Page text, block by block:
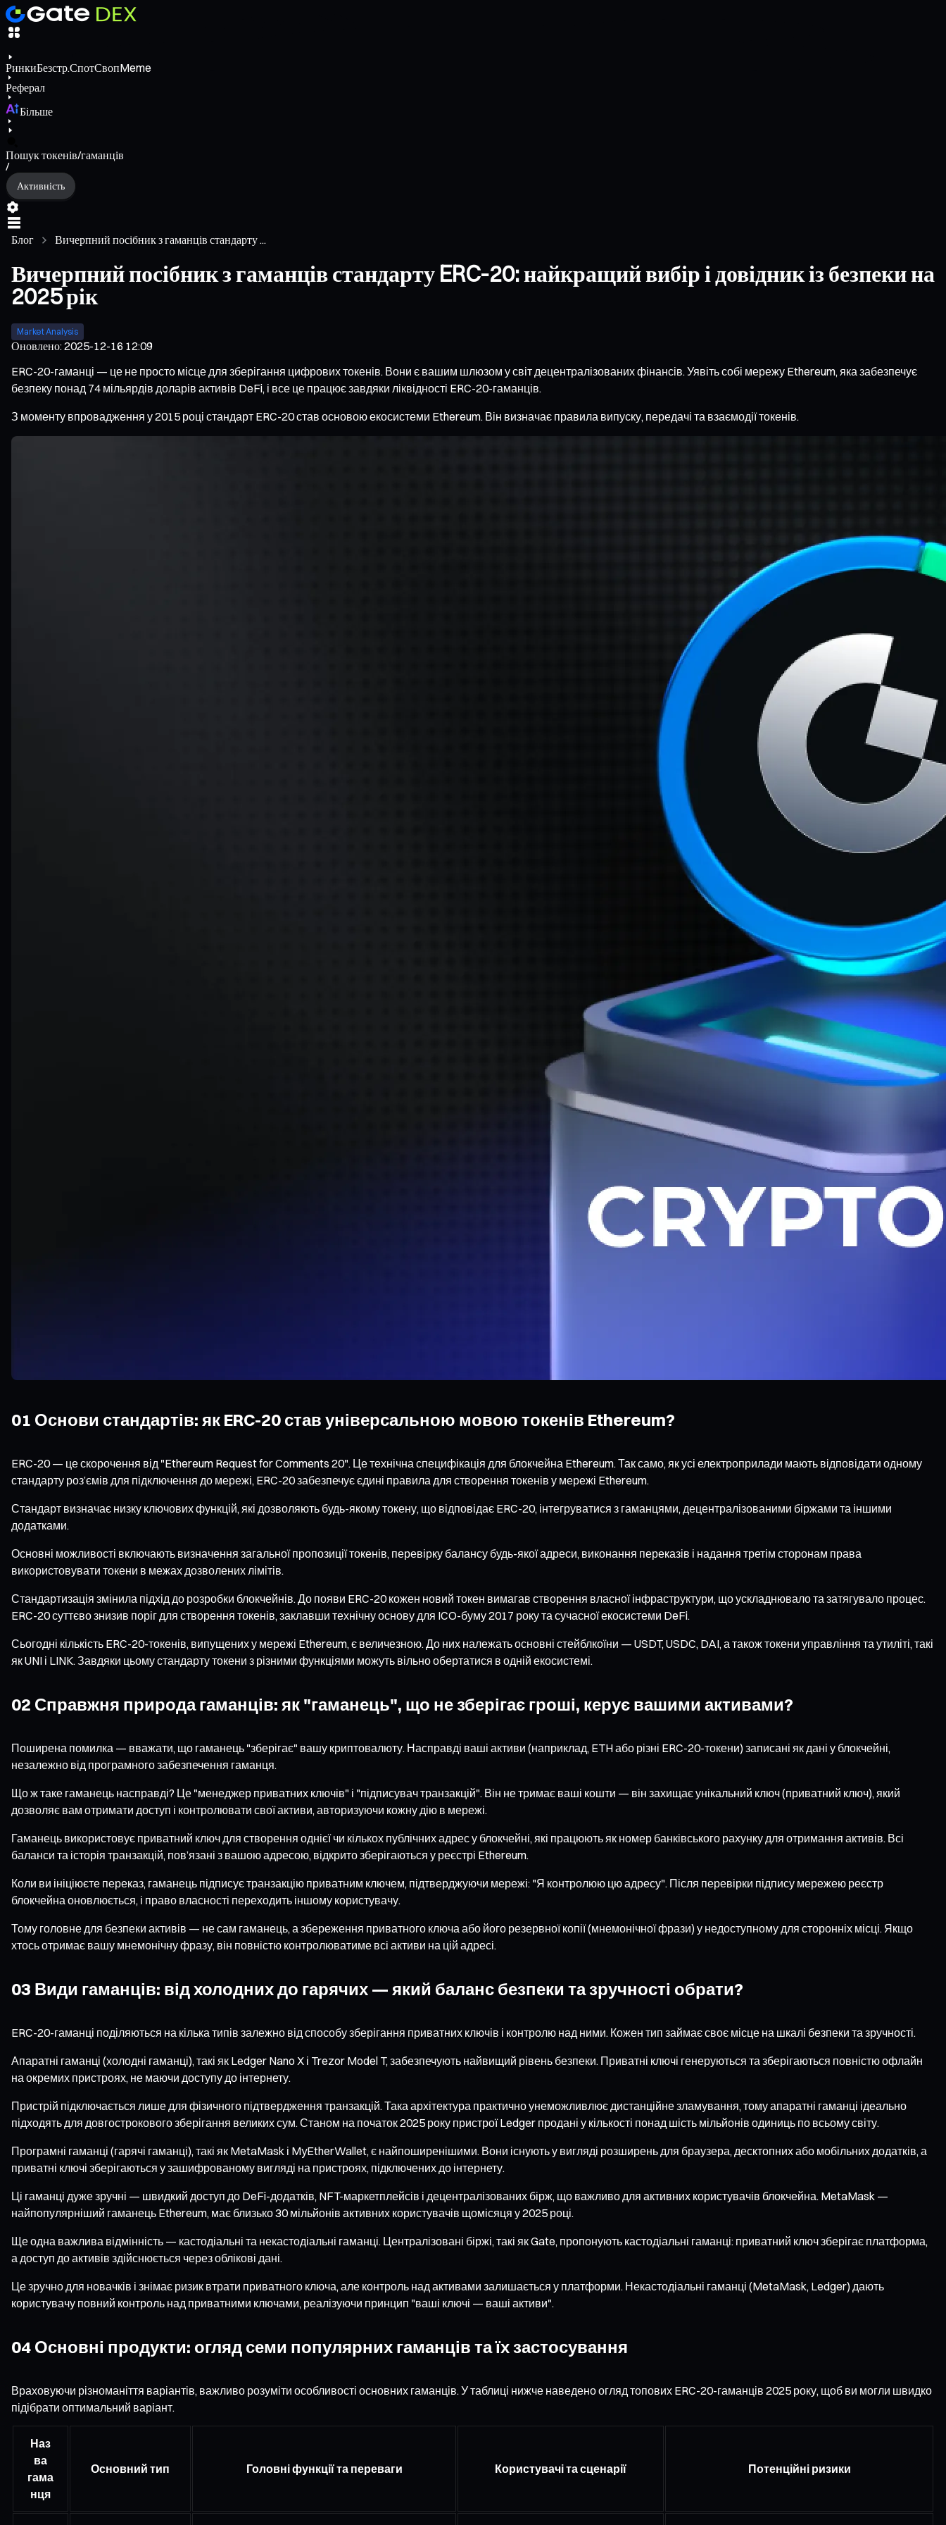
РинкиБезстр.СпотСвопMeme
Реферал
Більше
Пошук токенів/гаманців
/
Активність
Блог Вичерпний посібник з гаманців стандарту ...
Вичерпний посібник з гаманців стандарту ERC-20: найкращий вибір і довідник із безпеки на
2025 рік
Market Analysis
Оновлено:2025-12-16 12:09
ERC-20-гаманці — це не просто місце для зберігання цифрових токенів. Вони є вашим шлюзом у світ децентралізованих фінансів. Уявіть собі мережу Ethereum, яка забезпечує
безпеку понад 74 мільярдів доларів активів DeFi, і все це працює завдяки ліквідності ERC-20-гаманців.
З моменту впровадження у 2015 році стандарт ERC-20 став основою екосистеми Ethereum. Він визначає правила випуску, передачі та взаємодії токенів.
01 Основи стандартів: як ERC-20 став універсальною мовою токенів Ethereum?
ERC-20 — це скорочення від "Ethereum Request for Comments 20". Це технічна специфікація для блокчейна Ethereum. Так само, як усі електроприлади мають відповідати одному
стандарту роз’ємів для підключення до мережі, ERC-20 забезпечує єдині правила для створення токенів у мережі Ethereum.
Стандарт визначає низку ключових функцій, які дозволяють будь-якому токену, що відповідає ERC-20, інтегруватися з гаманцями, децентралізованими біржами та іншими
додатками.
Основні можливості включають визначення загальної пропозиції токенів, перевірку балансу будь-якої адреси, виконання переказів і надання третім сторонам права
використовувати токени в межах дозволених лімітів.
Стандартизація змінила підхід до розробки блокчейнів. До появи ERC-20 кожен новий токен вимагав створення власної інфраструктури, що ускладнювало та затягувало процес.
ERC-20 суттєво знизив поріг для створення токенів, заклавши технічну основу для ICO-буму 2017 року та сучасної екосистеми DeFi.
Сьогодні кількість ERC-20-токенів, випущених у мережі Ethereum, є величезною. До них належать основні стейблкоїни — USDT, USDC, DAI, а також токени управління та утиліті, такі
як UNI і LINK. Завдяки цьому стандарту токени з різними функціями можуть вільно обертатися в одній екосистемі.
02 Справжня природа гаманців: як "гаманець", що не зберігає гроші, керує вашими активами?
Поширена помилка — вважати, що гаманець "зберігає" вашу криптовалюту. Насправді ваші активи (наприклад, ETH або різні ERC-20-токени) записані як дані у блокчейні,
незалежно від програмного забезпечення гаманця.
Що ж таке гаманець насправді? Це "менеджер приватних ключів" і "підписувач транзакцій". Він не тримає ваші кошти — він захищає унікальний ключ (приватний ключ), який
дозволяє вам отримати доступ і контролювати свої активи, авторизуючи кожну дію в мережі.
Гаманець використовує приватний ключ для створення однієї чи кількох публічних адрес у блокчейні, які працюють як номер банківського рахунку для отримання активів. Всі
баланси та історія транзакцій, пов’язані з вашою адресою, відкрито зберігаються у реєстрі Ethereum.
Коли ви ініціюєте переказ, гаманець підписує транзакцію приватним ключем, підтверджуючи мережі: "Я контролюю цю адресу". Після перевірки підпису мережею реєстр
блокчейна оновлюється, і право власності переходить іншому користувачу.
Тому головне для безпеки активів — не сам гаманець, а збереження приватного ключа або його резервної копії (мнемонічної фрази) у недоступному для сторонніх місці. Якщо
хтось отримає вашу мнемонічну фразу, він повністю контролюватиме всі активи на цій адресі.
03 Види гаманців: від холодних до гарячих — який баланс безпеки та зручності обрати?
ERC-20-гаманці поділяються на кілька типів залежно від способу зберігання приватних ключів і контролю над ними. Кожен тип займає своє місце на шкалі безпеки та зручності.
Апаратні гаманці (холодні гаманці), такі як Ledger Nano X і Trezor Model T, забезпечують найвищий рівень безпеки. Приватні ключі генеруються та зберігаються повністю офлайн
на окремих пристроях, не маючи доступу до інтернету.
Пристрій підключається лише для фізичного підтвердження транзакцій. Така архітектура практично унеможливлює дистанційне зламування, тому апаратні гаманці ідеально
підходять для довгострокового зберігання великих сум. Станом на початок 2025 року пристрої Ledger продані у кількості понад шість мільйонів одиниць по всьому світу.
Програмні гаманці (гарячі гаманці), такі як MetaMask і MyEtherWallet, є найпоширенішими. Вони існують у вигляді розширень для браузера, десктопних або мобільних додатків, а
приватні ключі зберігаються у зашифрованому вигляді на пристроях, підключених до інтернету.
Ці гаманці дуже зручні — швидкий доступ до DeFi-додатків, NFT-маркетплейсів і децентралізованих бірж, що важливо для активних користувачів блокчейна. MetaMask —
найпопулярніший гаманець Ethereum, має близько 30 мільйонів активних користувачів щомісяця у 2025 році.
Ще одна важлива відмінність — кастодіальні та некастодіальні гаманці. Централізовані біржі, такі як Gate, пропонують кастодіальні гаманці: приватний ключ зберігає платформа,
а доступ до активів здійснюється через облікові дані.
Це зручно для новачків і знімає ризик втрати приватного ключа, але контроль над активами залишається у платформи. Некастодіальні гаманці (MetaMask, Ledger) дають
користувачу повний контроль над приватними ключами, реалізуючи принцип "ваші ключі — ваші активи".
04 Основні продукти: огляд семи популярних гаманців та їх застосування
Враховуючи різноманіття варіантів, важливо розуміти особливості основних гаманців. У таблиці нижче наведено огляд топових ERC-20-гаманців 2025 року, щоб ви могли швидко
підібрати оптимальний варіант.
Наз
ва
гама
нця
Основний тип Головні функції та переваги Користувачі та сценарії Потенційні ризики